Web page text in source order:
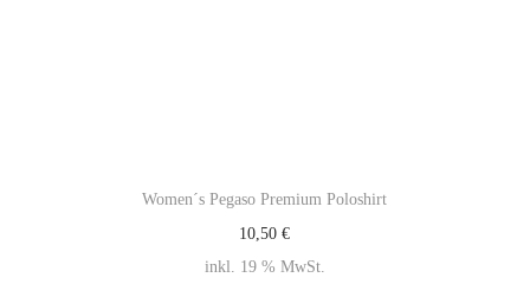
Women´s Pegaso Premium Poloshirt
10,50€
inkl. 19 % MwSt.